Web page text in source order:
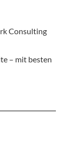
Consulting
– mit besten